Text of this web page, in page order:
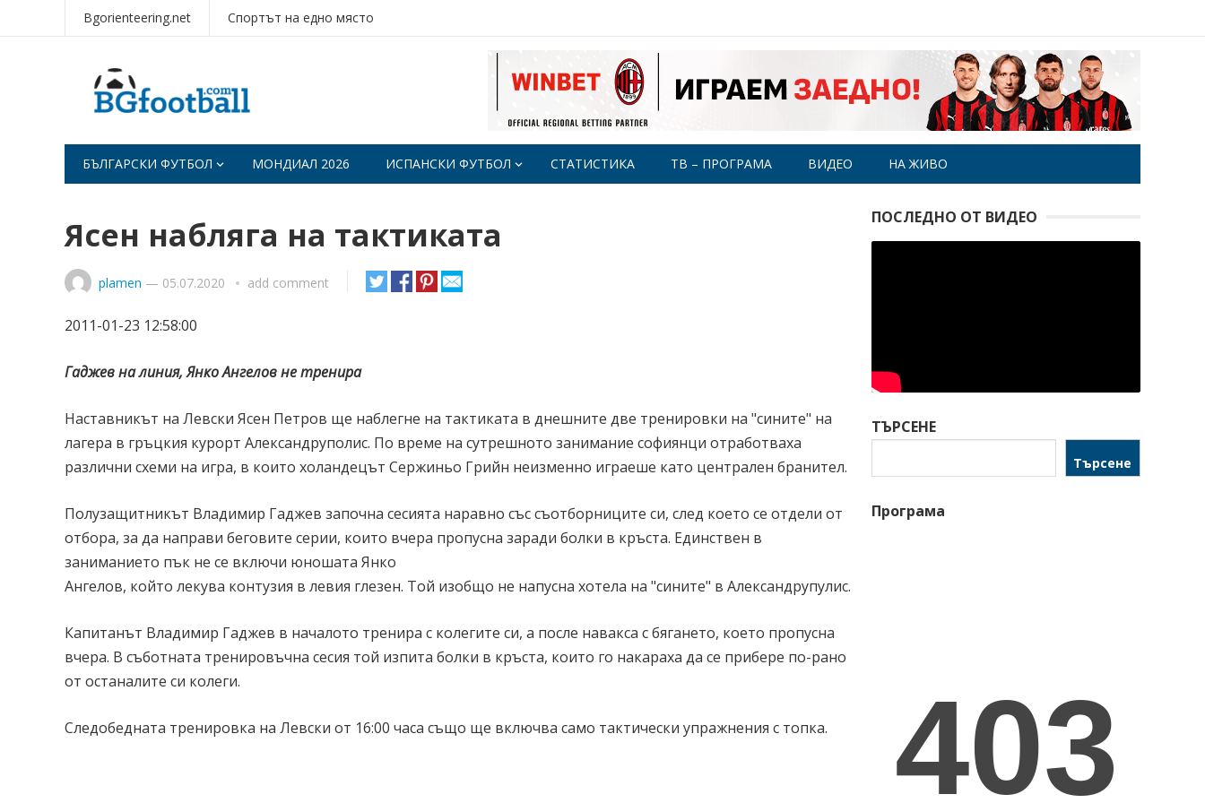
Bgorienteering.net Спортът на едно място
БЪЛГАРСКИ ФУТБОЛ МОНДИАЛ 2026 ИСПАНСКИ ФУТБОЛ СТАТИСТИКА ТВ – ПРОГРАМА ВИДЕО НА ЖИВО
Ясен набляга на тактиката
plamen — 05.07.2020 add comment
2011-01-23 12:58:00
Гаджев на линия, Янко Ангелов не тренира
Наставникът на Левски Ясен Петров ще наблегне на тактиката в днешните две тренировки на "сините" на
лагера в гръцкия курорт Александруполис. По време на сутрешното занимание софиянци отработваха
различни схеми на игра, в които холандецът Сержиньо Грийн неизменно играеше като централен бранител.
Полузащитникът Владимир Гаджев започна сесията наравно със съотборниците си, след което се отдели от
отбора, за да направи беговите серии, които вчера пропусна заради болки в кръста. Единствен в
заниманието пък не се включи юношата Янко
Ангелов, който лекува контузия в левия глезен. Той изобщо не напусна хотела на "сините" в Александрупулис.
Капитанът Владимир Гаджев в началото тренира с колегите си, а после навакса с бягането, което пропусна
вчера. В съботната тренировъчна сесия той изпита болки в кръста, които го накараха да се прибере по-рано
от останалите си колеги.
Следобедната тренировка на Левски от 16:00 часа също ще включва само тактически упражнения с топка.
ПОСЛЕДНО ОТ ВИДЕО
ТЪРСЕНЕ
Търсене
Програма